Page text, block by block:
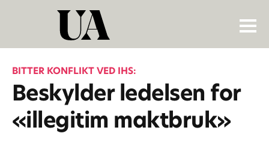
BITTER KONFLIKT VED IHS:
Beskylder ledelsen for
«illegitim maktbruk»